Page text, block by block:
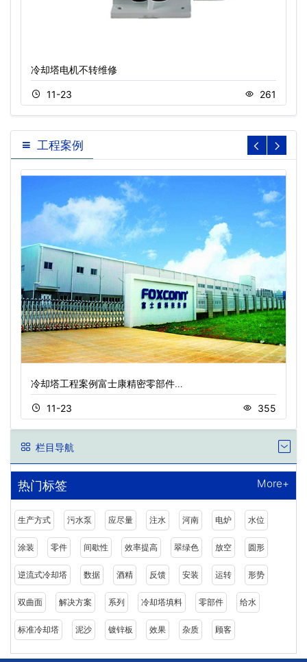
冷却塔电机不转维修
11-23 261
工程案例
冷却塔工程案例富士康精密零部件…
11-23 355
栏目导航
热门标签 More+
生产方式 污水泵 应尽量 注水 河南 电炉 水位
涂装 零件 间歇性 效率提高 翠绿色 放空 圆形
逆流式冷却塔 数据 酒精 反馈 安装 运转 形势
双曲面 解决方案 系列 冷却塔填料 零部件 给水
标准冷却塔 泥沙 镀锌板 效果 杂质 顾客